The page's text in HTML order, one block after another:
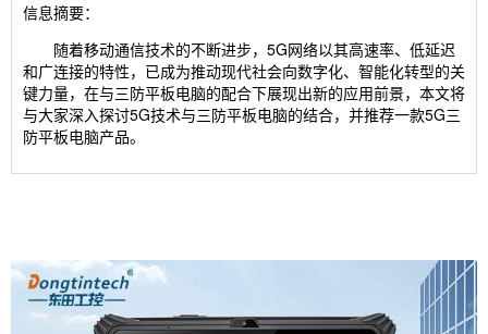
信息摘要：
随着移动通信技术的不断进步，5G网络以其高速率、低延迟
和广连接的特性，已成为推动现代社会向数字化、智能化转型的关
键力量，在与三防平板电脑的配合下展现出新的应用前景，本文将
与大家深入探讨5G技术与三防平板电脑的结合，并推荐一款5G三
防平板电脑产品。